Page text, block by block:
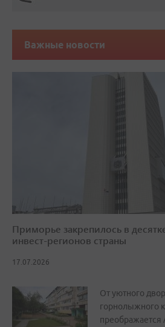
Важные новости
Приморье закрепилось в
инвест-регионов страны
17.07.2026
От уютного
горнолыжного
преображается